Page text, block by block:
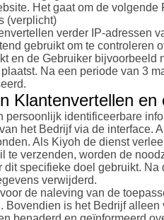
Het gaat om de volgende
(verplicht)
verder IP-adressen
gebruikt om te controleren
en de Gebruiker bijvoorbeeld
Na een periode van 3
Klantenvertellen en
persoonlijk identificeerbare
het Bedrijf via de interface.
Als Kiyoh de dienst
te verzenden, worden de
specifieke doel gebruikt. Na
verwijderd.
de naleving van de
Bovendien is het Bedrijf alleen